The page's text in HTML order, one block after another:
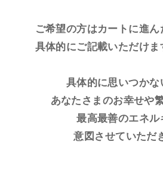
ご希望の方はカートに進
具体的にご記載いただけ
具体的に思いつかな
あなたさまのお幸せや
最高最善のエネル
意図させていただ